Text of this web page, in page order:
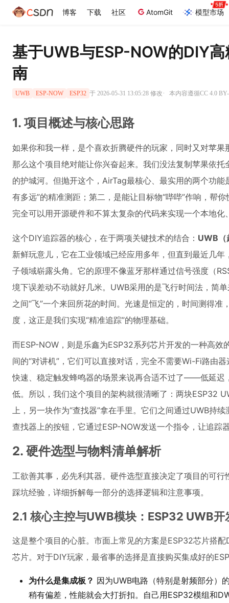
博客 下载 社区 AtomGit 模型市场
基于UWB与ESP-NOW的DIY
南
UWB ESP-NOW ESP32 于 2026-05-31 13:05:28 修改· 本内容遵循CC 4.0
1. 项目概述与核心思路
如果你和我一样，是个喜欢折腾硬件的玩家，同时又对苹
那么这个项目绝对能让你兴奋起来。我们没法复制苹果依托
的护城河。但抛开这个，AirTag最核心、最实用的两个功
有多远”的精准测距；第二，是能让目标物“哔哔”作响，帮
完全可以用开源硬件和不算太复杂的代码来实现一个本地化
这个DIY追踪器的核心，在于两项关键技术的结合： UWB（
新鲜玩意儿，它在工业领域已经应用多年，但直到最近几
子领域崭露头角。它的原理不像蓝牙那样通过信号强度（
境下误差动不动就好几米。UWB采用的是飞行时间法，简
之间“飞”一个来回所花的时间。光速是恒定的，时间测得
度，这正是我们实现“精准追踪”的物理基础。
而ESP-NOW，则是乐鑫为ESP32系列芯片开发的一种高
间的“对讲机”，它们可以直接对话，完全不需要Wi-Fi路由
快速、稳定触发蜂鸣器的场景来说再合适不过了——低延迟
低。所以，我们这个项目的架构就很清晰了：两块ESP32
上，另一块作为“查找器”拿在手里。它们之间通过UWB持
查找器上的按钮，它通过ESP-NOW发送一个指令，让追踪
2. 硬件选型与物料清单解析
工欲善其事，必先利其器。硬件选型直接决定了项目的可
踩坑经验，详细拆解每一部分的选择逻辑和注意事项。
2.1 核心主控与UWB模块：ESP32 UWB开
这是整个项目的心脏。市面上常见的方案是ESP32芯片搭
芯片。对于DIY玩家，最省事的选择是直接购买集成好的
为什么是集成板？ 因为UWB电路（特别是射频部分）
稍有偏差，性能就会大打折扣。自己用ESP32模组和